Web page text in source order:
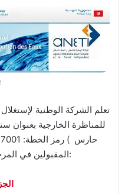
المقبولين في المرحلة الأولى من المنـاظرة: